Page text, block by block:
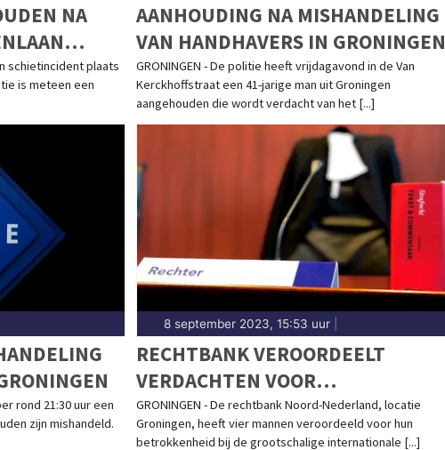
NA
schietincident plaats
is meteen een
AANHOUDING NA MISHANDELING
VAN HANDHAVERS IN GRONINGEN
GRONINGEN - De politie heeft vrijdagavond in de Van
Kerckhoffstraat een 41-jarige man uit Groningen
aangehouden die wordt verdacht van het [...]
rond 21:30 uur een
zijn mishandeld.
8 september 2023, 15:53 uur|
RECHTBANK VEROORDEELT
VERDACHTEN VOOR
GROOTSCHALIGE INTERNATIONALE
DRUGSHANDEL
GRONINGEN - De rechtbank Noord-Nederland, locatie
Groningen, heeft vier mannen veroordeeld voor hun
betrokkenheid bij de grootschalige internationale [...]